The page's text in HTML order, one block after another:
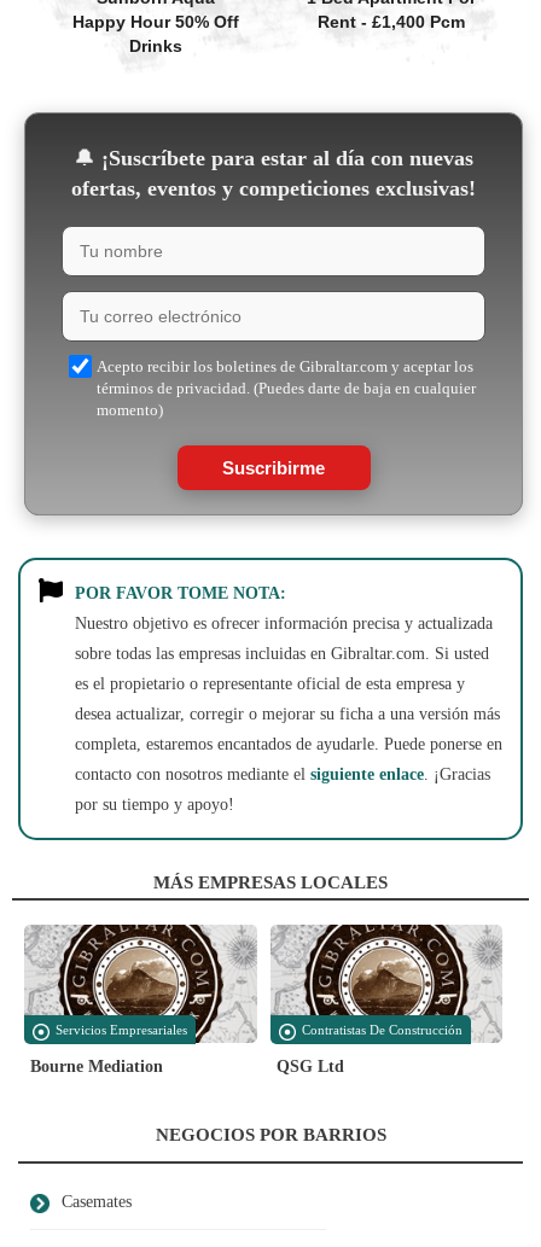
Happy Hour 50% Off
Drinks
Rent - £1,400 Pcm
🔔 ¡Suscríbete para estar al día con nuevas
ofertas, eventos y competiciones exclusivas!
Acepto recibir los boletines de Gibraltar.com y aceptar los
términos de privacidad. (Puedes darte de baja en cualquier
momento)
Suscribirme
POR FAVOR TOME NOTA:
Nuestro objetivo es ofrecer información precisa y actualizada
sobre todas las empresas incluidas en Gibraltar.com. Si usted
es el propietario o representante oficial de esta empresa y
desea actualizar, corregir o mejorar su ficha a una versión más
completa, estaremos encantados de ayudarle. Puede ponerse en
contacto con nosotros mediante el siguiente enlace. ¡Gracias
por su tiempo y apoyo!
MÁS EMPRESAS LOCALES
Servicios Empresariales
Bourne Mediation
Contratistas De Construcción
QSG Ltd
NEGOCIOS POR BARRIOS
Casemates